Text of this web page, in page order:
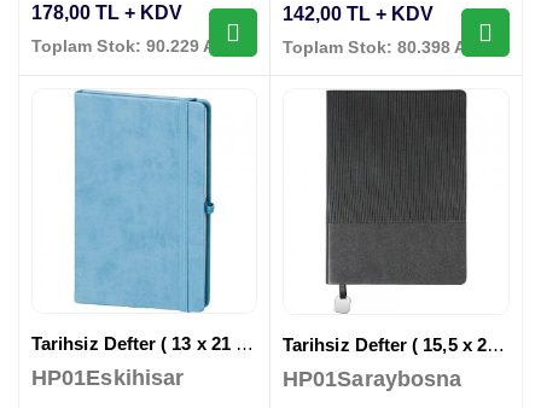
178,00 TL + KDV
Toplam Stok: 90.229 Adet
142,00 TL + KDV
Toplam Stok: 80.398 Adet
Tarihsiz Defter ( 13 x 21 cm )
HP01Eskihisar
Tarihsiz Defter ( 15,5 x 21,5 cm )
HP01Saraybosna